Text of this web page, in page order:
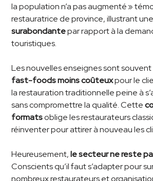
la population n’a pas augmenté »
restauratrice de province, illustrant
surabondantepar rapport à la
touristiques.
Les nouvelles enseignes sont
fast-foods moins coûteuxpour le
la restauration traditionnelle peine à
sans compromettre la qualité. Cette
formatsoblige les restaurateurs
réinventer pour attirer à nouveau les
Heureusement,le secteur ne reste
Conscients qu’il faut s’adapter pour
nombreux restaurateurs et